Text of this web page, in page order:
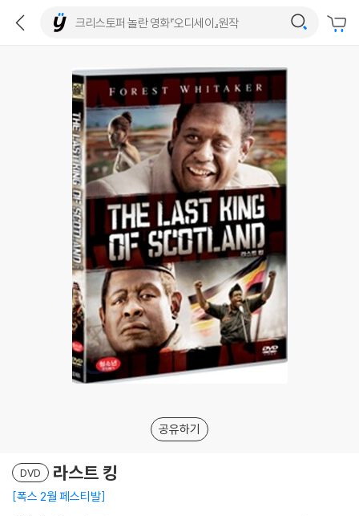
공유하기
DVD 라스트 킹
폭스 2월 페스티발